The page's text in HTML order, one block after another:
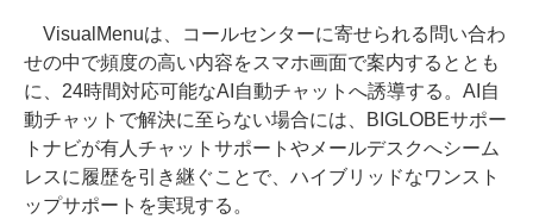
VisualMenuは、コールセンターに寄せられる問い合わ
せの中で頻度の高い内容をスマホ画面で案内するととも
に、24時間対応可能なAI自動チャットへ誘導する。AI自
動チャットで解決に至らない場合には、BIGLOBEサポー
トナビが有人チャットサポートやメールデスクへシーム
レスに履歴を引き継ぐことで、ハイブリッドなワンスト
ップサポートを実現する。